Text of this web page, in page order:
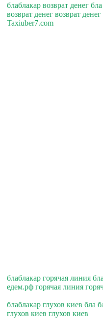
блаблакар возврат денег
возврат денег возврат денег
Taxiuber7.com
блаблакар горячая линия
едем.рф горячая линия
блаблакар глухов киев бла
глухов киев глухов киев